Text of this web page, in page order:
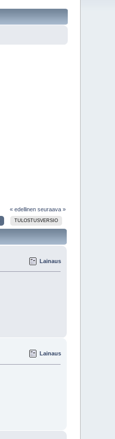
« edellinen seuraava »
TULOSTUSVERSIO
Lainaus
Lainaus